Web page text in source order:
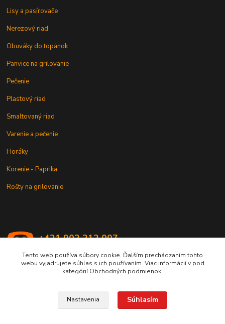
Lisy a pasírovače
Nerezový riad
Obuváky do topánok
Panvice na grilovanie
Pečenie
Plastový riad
Smaltovaný riad
Varenie a pečenie
Horáky
Korenie - Paprika
Rošty na grilovanie
+421 902 212 007
Tento web používa súbory cookie. Ďalším prechádzaním tohto
webu vyjadrujete súhlas s ich používaním. Viac informácií v pod
kategórií Obchodných podmienok.
Nastavenia Súhlasím